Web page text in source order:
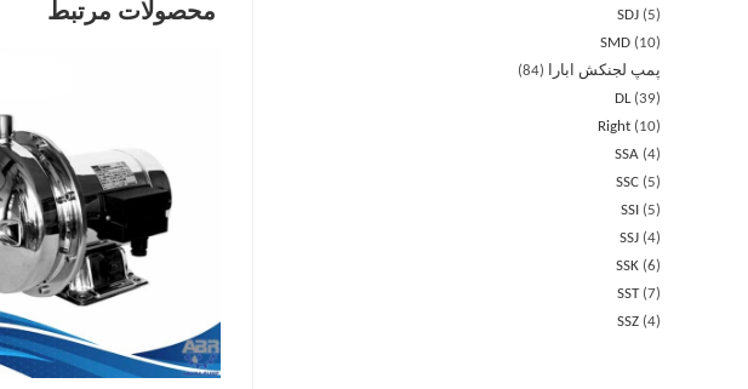
محصولات مرتبط
SDJ
5
SMD
10
پمپ لجنکش ابارا
84
DL 39
Right
10
SSA 4
SSC
5
SSI
5
SSJ 4
SSK 6
SST 7
SSZ 4